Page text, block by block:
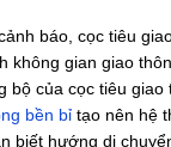
báo, cọc tiêu
không gian giao
bộ của cọc tiêu giao
bền bỉ tạo nên hệ
biết hướng di